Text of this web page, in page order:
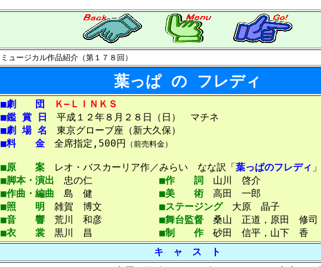
ミュージカル作品紹介（第１７８回）
葉っぱ の フレディ
■劇 団
Ｋ−ＬＩＮＫＳ
■鑑 賞 日
平成１２年８月２８日（日） マチネ
■劇 場 名
東京グローブ座（新大久保）
■料 金 全席指定,500円 （前売料金）
■原 案 レオ・バスカーリア作／みらい なな訳「葉っぱのフレディ 」
■脚本・演出 忠の仁 ■作 詞 山川 啓介
■作曲・編曲 島 健 ■美 術 高田 一郎
■照 明
雑賀 博文 ■ステージング大原 晶子
■音 響 荒川 和彦 ■舞台監督 桑山 正道，原田 修司
■衣 裳 黒川 昌 ■制 作砂田 信平，山下 香
キ ャ ス ト